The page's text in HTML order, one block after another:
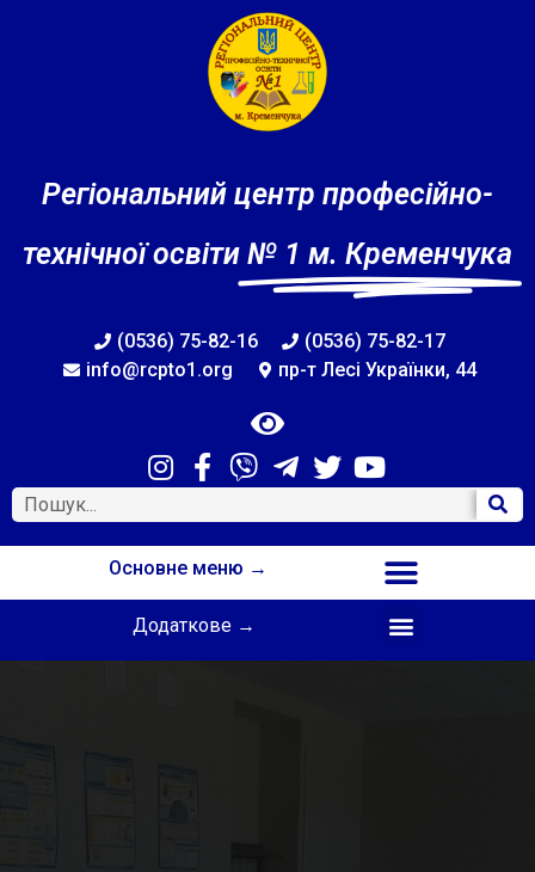
Регіональний центр професійно-
технічної освіти № 1 м. Кременчука
(0536) 75-82-16
(0536) 75-82-17
info@rcpto1.org
пр-т Лесі Українки, 44
Основне меню →
Додаткове →